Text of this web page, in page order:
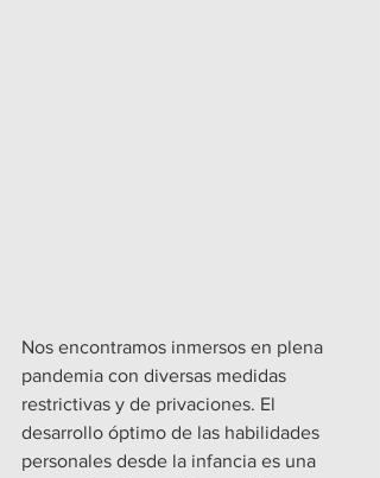
Nos encontramos inmersos en plena
pandemia con diversas medidas
restrictivas y de privaciones. El
desarrollo óptimo de las habilidades
personales desde la infancia es una